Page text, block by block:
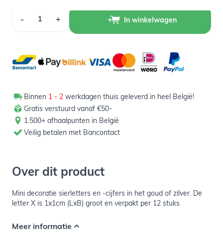
- + In winkelwagen
Binnen 1 - 2 werkdagen thuis geleverd in heel België!
Gratis verstuurd vanaf €50-
1.500+ afhaalpunten in België
Veilig betalen met Bancontact
Over dit product
Mini decoratie sierletters en -cijfers in het goud of zilver. De
letter X is 1x1cm (LxB) groot en verpakt per 12 stuks
Meer informatie